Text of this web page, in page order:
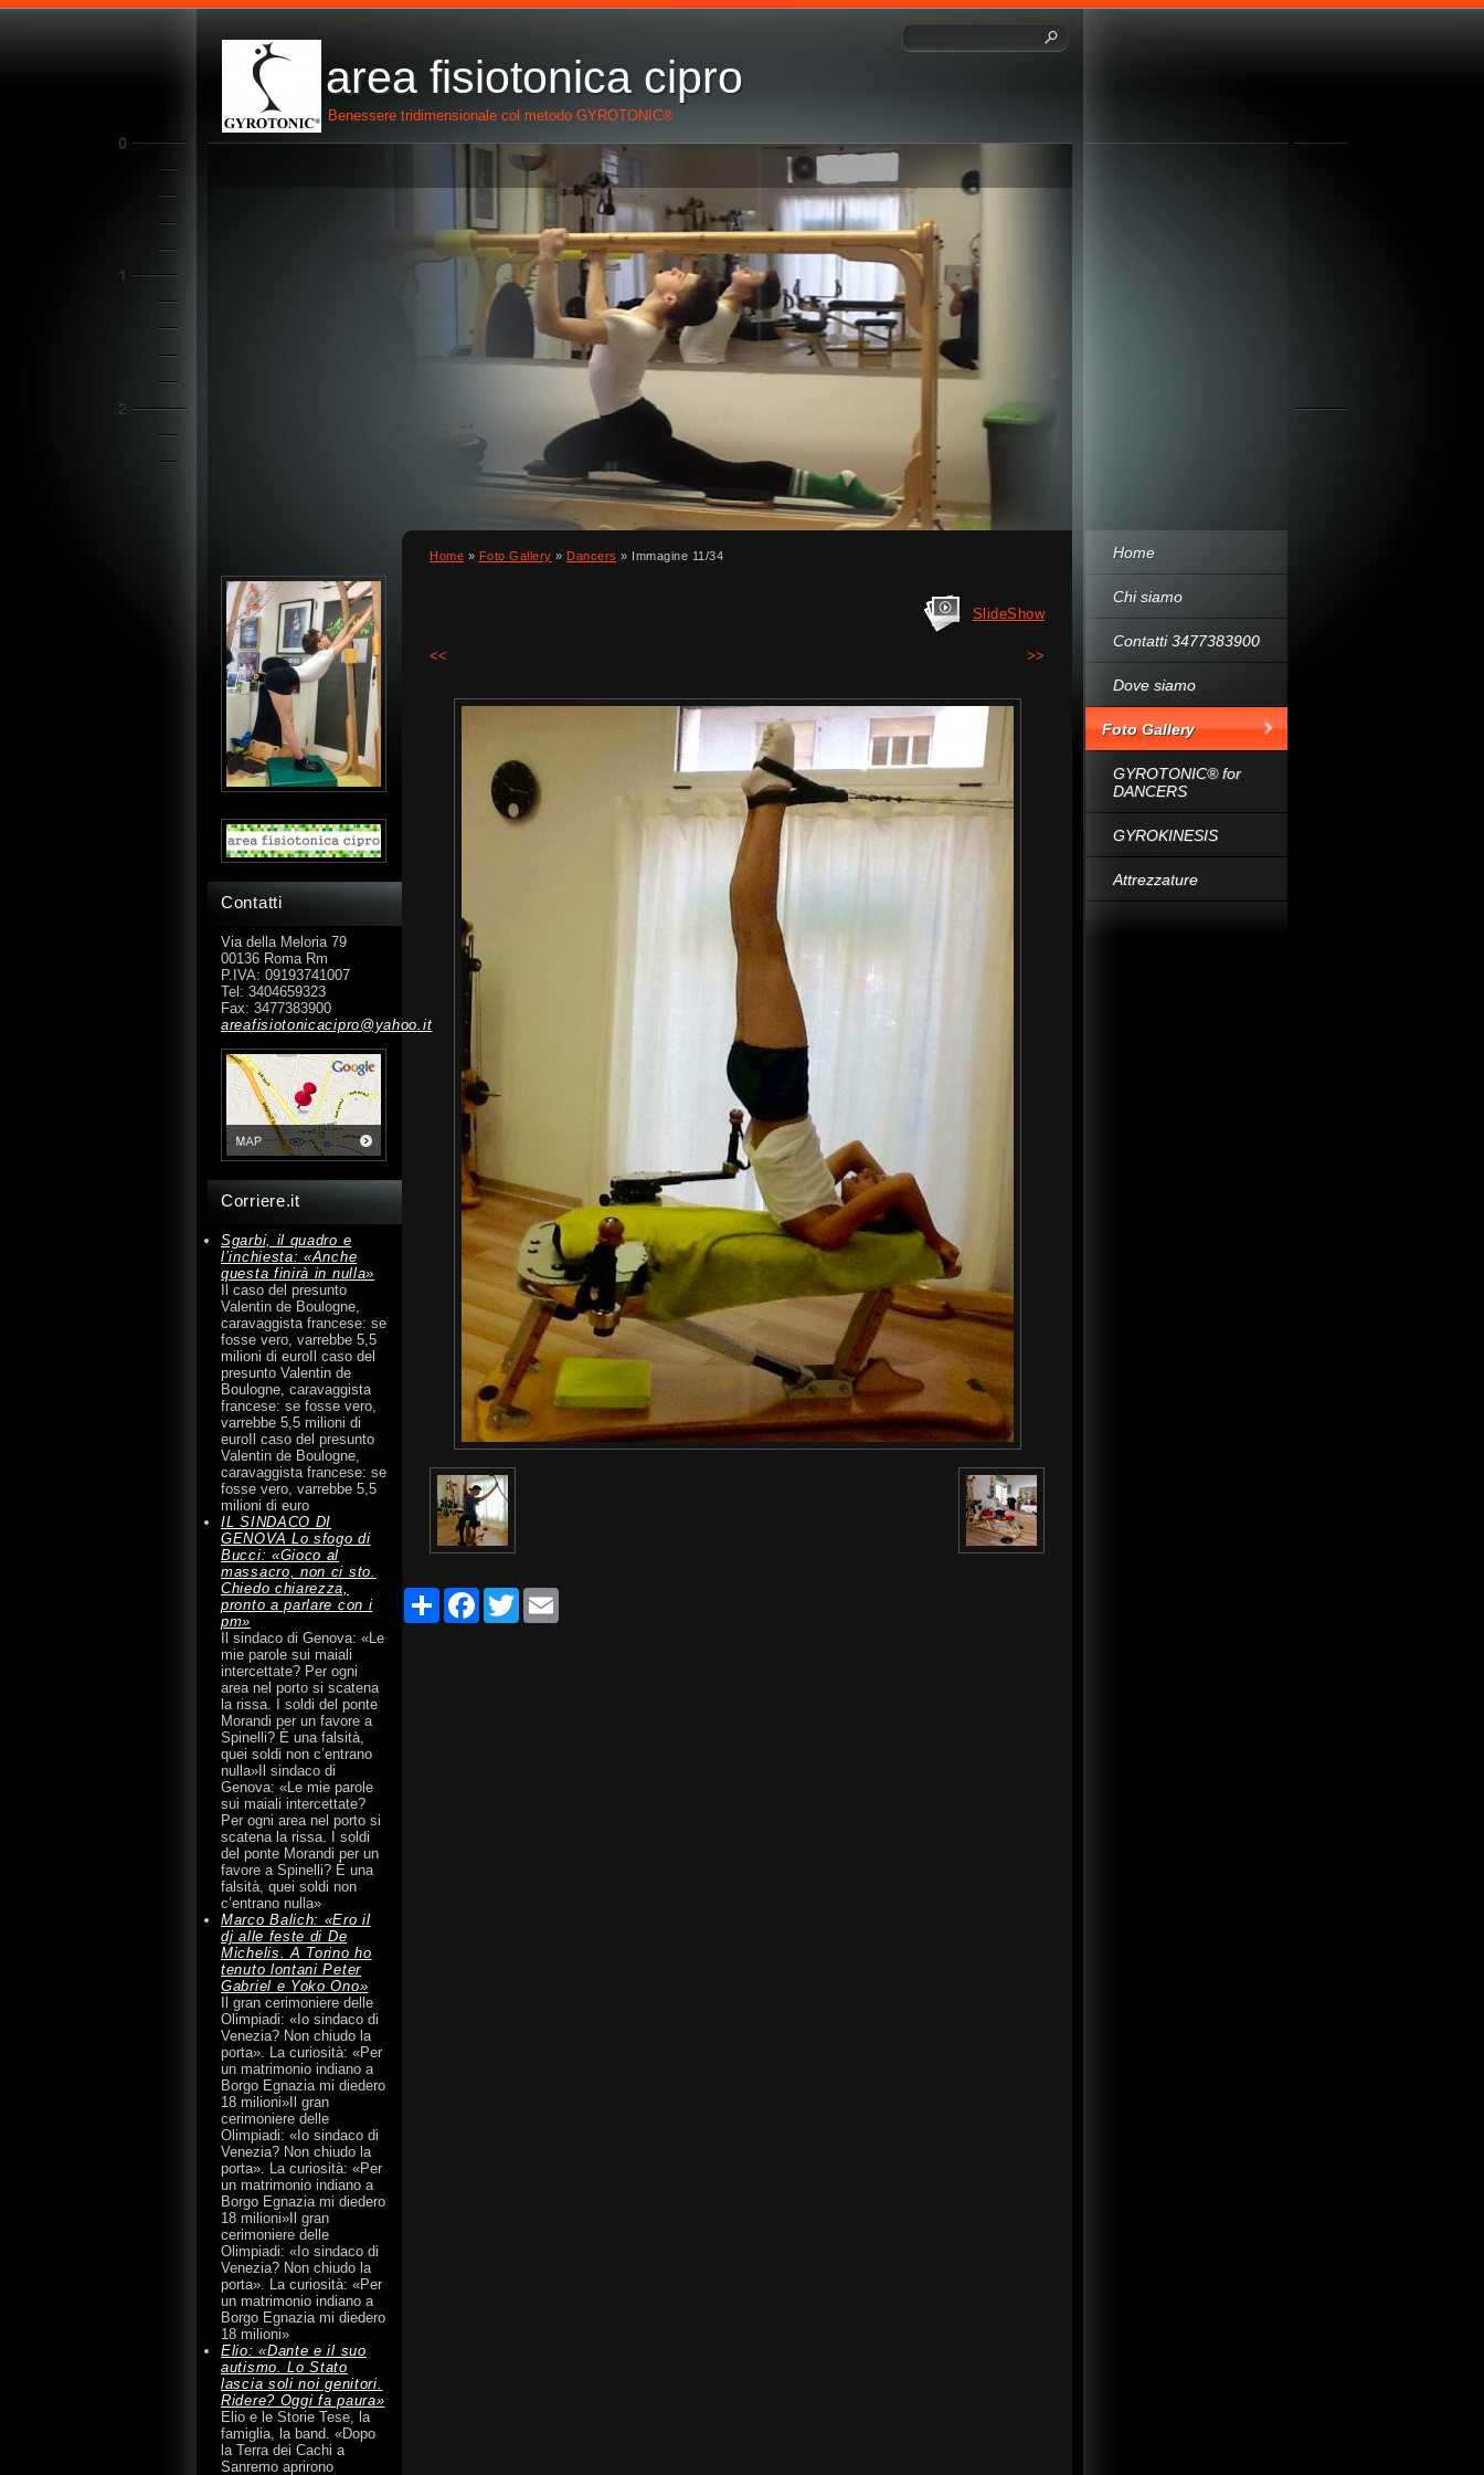
area fisiotonica cipro
Benessere tridimensionale col metodo GYROTONIC®
Home
Chi siamo
Contatti 3477383900
Dove siamo
Foto Gallery
GYROTONIC® for
DANCERS
GYROKINESIS
Attrezzature
Home » Foto Gallery » Dancers » Immagine 11/34
SlideShow
<< >>
Share FacebookTwitter
Contatti
Via della Meloria 79
00136 Roma Rm
P.IVA: 09193741007
Tel: 3404659323
Fax: 3477383900
areafisiotonicacipro@yahoo.it
Corriere.it
Sgarbi, il quadro e
l’inchiesta: «Anche
questa finirà in nulla»
Il caso del presunto
Valentin de Boulogne,
caravaggista francese: se
fosse vero, varrebbe 5,5
milioni di euroIl caso del
presunto Valentin de
Boulogne, caravaggista
francese: se fosse vero,
varrebbe 5,5 milioni di
euroIl caso del presunto
Valentin de Boulogne,
caravaggista francese: se
fosse vero, varrebbe 5,5
milioni di euro
IL SINDACO DI
GENOVA Lo sfogo di
Bucci: «Gioco al
massacro, non ci sto.
Chiedo chiarezza,
pronto a parlare con i
pm»
Il sindaco di Genova: «Le
mie parole sui maiali
intercettate? Per ogni
area nel porto si scatena
la rissa. I soldi del ponte
Morandi per un favore a
Spinelli? È una falsità,
quei soldi non c’entrano
nulla»Il sindaco di
Genova: «Le mie parole
sui maiali intercettate?
Per ogni area nel porto si
scatena la rissa. I soldi
del ponte Morandi per un
favore a Spinelli? È una
falsità, quei soldi non
c’entrano nulla»
Marco Balich: «Ero il
dj alle feste di De
Michelis. A Torino ho
tenuto lontani Peter
Gabriel e Yoko Ono»
Il gran cerimoniere delle
Olimpiadi: «Io sindaco di
Venezia? Non chiudo la
porta». La curiosità: «Per
un matrimonio indiano a
Borgo Egnazia mi diedero
18 milioni»Il gran
cerimoniere delle
Olimpiadi: «Io sindaco di
Venezia? Non chiudo la
porta». La curiosità: «Per
un matrimonio indiano a
Borgo Egnazia mi diedero
18 milioni»Il gran
cerimoniere delle
Olimpiadi: «Io sindaco di
Venezia? Non chiudo la
porta». La curiosità: «Per
un matrimonio indiano a
Borgo Egnazia mi diedero
18 milioni»
Elio: «Dante e il suo
autismo. Lo Stato
lascia soli noi genitori.
Ridere? Oggi fa paura»
Elio e le Storie Tese, la
famiglia, la band. «Dopo
la Terra dei Cachi a
Sanremo aprirono